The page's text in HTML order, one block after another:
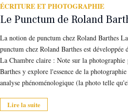
ÉCRITURE ET PHOTOGRAPHIE
Le Punctum de Roland
La notion de punctum chez Roland Barthes
punctum chez Roland Barthes est développée
La Chambre claire : Note sur la photographie
Barthes y explore l'essence de la
analyse phénoménologique (la photo telle
Lire la suite